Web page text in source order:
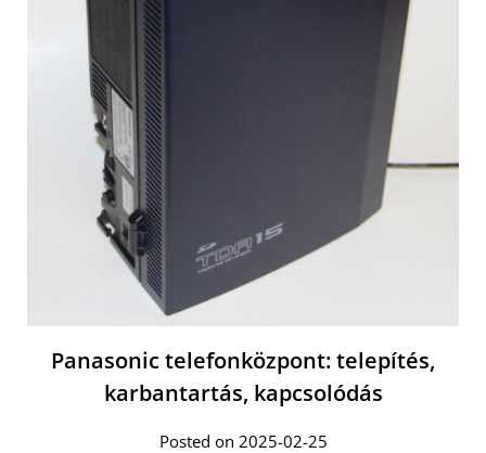
Panasonic telefonközpont: telepítés,
karbantartás, kapcsolódás
Posted on 2025-02-25